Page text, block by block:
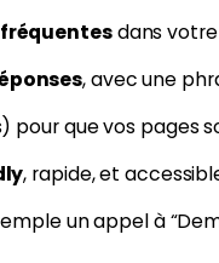
dans votre
, avec une
que vos pages
, rapide, et
un appel à